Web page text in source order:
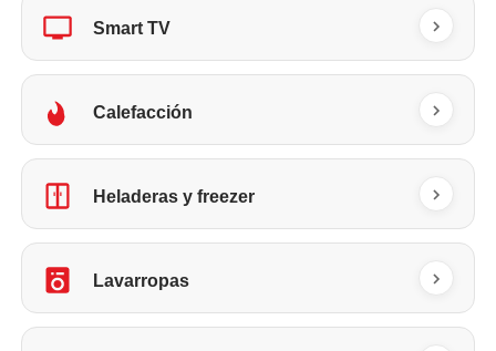
Smart TV
Calefacción
Heladeras y freezer
Lavarropas